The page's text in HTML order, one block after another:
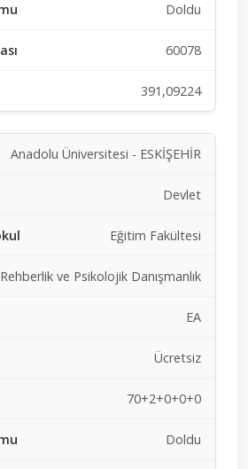
Doldu
60078
391,09224
Anadolu Üniversitesi - ESKİŞEHİR
Devlet
Eğitim Fakültesi
Rehberlik ve Psikolojik Danışmanlık
EA
Ücretsiz
70+2+0+0+0
Doldu